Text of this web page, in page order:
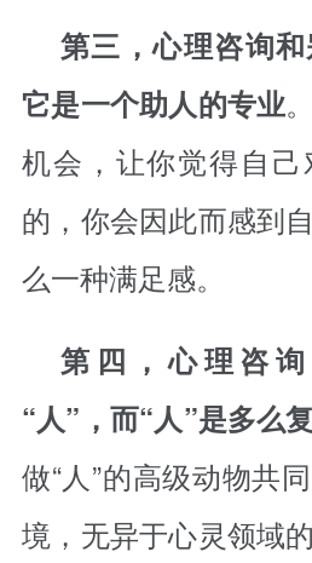
第三，心理咨询和
它是一个助人的专业
机会，让你觉得自
的，你会因此而感到
么一种满足感。
第四，心理咨
“人”，而“人”是多么
做“人”的高级动物共
境，无异于心灵领域